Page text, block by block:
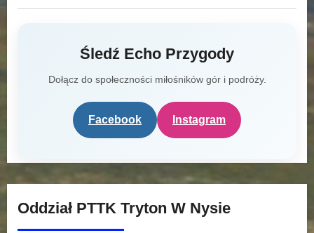
Śledź Echo Przygody
Dołącz do społeczności miłośników gór i podróży.
Facebook Instagram
Oddział PTTK Tryton W Nysie